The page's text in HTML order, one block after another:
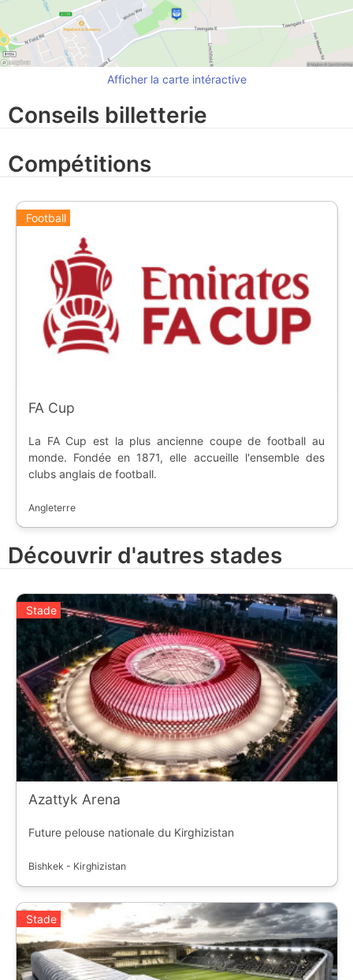
Afficher la carte intéractive
Conseils billetterie
Compétitions
Football
FA Cup
La FA Cup est la plus ancienne coupe de football au
monde. Fondée en 1871, elle accueille l'ensemble des
clubs anglais de football.
Angleterre
Découvrir d'autres stades
Stade
Azattyk Arena
Future pelouse nationale du Kirghizistan
Bishkek - Kirghizistan
Stade